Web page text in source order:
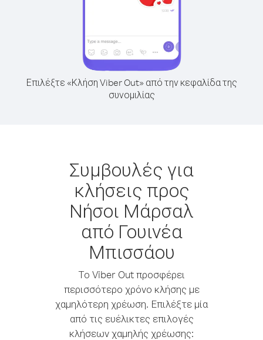
Επιλέξτε «Κλήση Viber Out» από την κεφαλίδα της
συνομιλίας
Συμβουλές για
κλήσεις προς
Νήσοι Μάρσαλ
από Γουινέα
Μπισσάου
Το Viber Out προσφέρει
περισσότερο χρόνο κλήσης με
χαμηλότερη χρέωση. Επιλέξτε μία
από τις ευέλικτες επιλογές
κλήσεων χαμηλής χρέωσης: